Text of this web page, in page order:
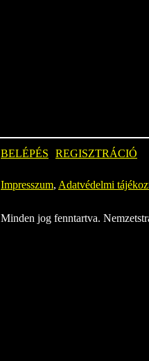
BELÉPÉS REGISZTRÁCIÓ
Impresszum, Adatvédelmi
Minden jog fenntartva.